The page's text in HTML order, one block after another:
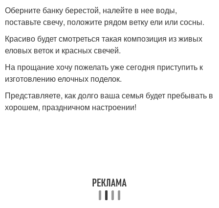
Оберните банку берестой, налейте в нее воды,
поставьте свечу, положите рядом ветку ели или сосны.
Красиво будет смотреться такая композиция из живых
еловых веток и красных свечей.
На прощание хочу пожелать уже сегодня приступить к
изготовлению елочных поделок.
Представляете, как долго ваша семья будет пребывать в
хорошем, праздничном настроении!